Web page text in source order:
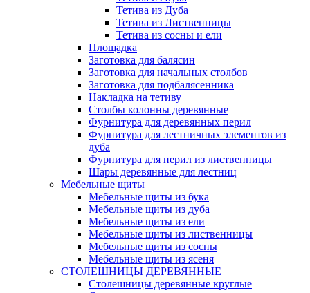
Тетива из Дуба
Тетива из Лиственницы
Тетива из сосны и ели
Площадка
Заготовка для балясин
Заготовка для начальных столбов
Заготовка для подбалясенника
Накладка на тетиву
Столбы колонны деревянные
Фурнитура для деревянных перил
Фурнитура для лестничных элементов из
дуба
Фурнитура для перил из лиственницы
Шары деревянные для лестниц
Мебельные щиты
Мебельные щиты из бука
Мебельные щиты из дуба
Мебельные щиты из ели
Мебельные щиты из лиственницы
Мебельные щиты из сосны
Мебельные щиты из ясеня
СТОЛЕШНИЦЫ ДЕРЕВЯННЫЕ
Столешницы деревянные круглые